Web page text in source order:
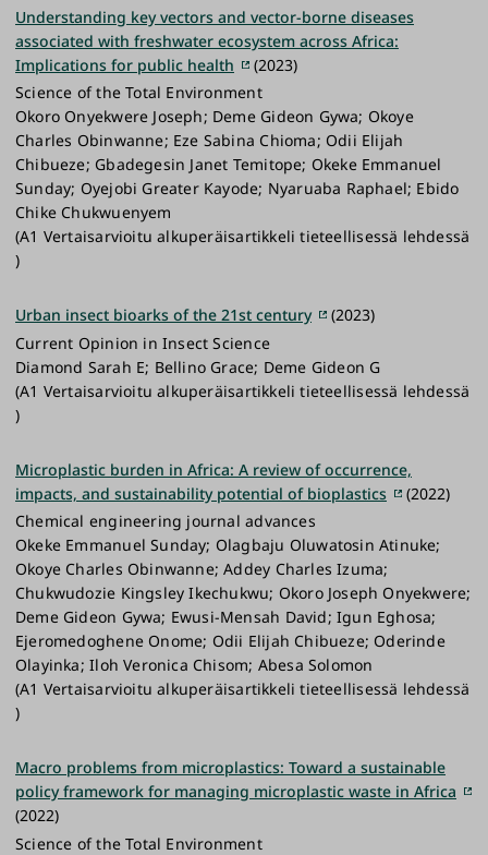
Understanding key vectors and vector-borne diseases
associated with freshwater ecosystem across Africa:
Implications for public health
(2023)
Science of the Total Environment
Okoro Onyekwere Joseph; Deme Gideon Gywa; Okoye
Charles Obinwanne; Eze Sabina Chioma; Odii Elijah
Chibueze; Gbadegesin Janet Temitope; Okeke Emmanuel
Sunday; Oyejobi Greater Kayode; Nyaruaba Raphael; Ebido
Chike Chukwuenyem
(A1 Vertaisarvioitu alkuperäisartikkeli tieteellisessä lehdessä
)
Urban insect bioarks of the 21st century
(2023)
Current Opinion in Insect Science
Diamond Sarah E; Bellino Grace; Deme Gideon G
(A1 Vertaisarvioitu alkuperäisartikkeli tieteellisessä lehdessä
)
Microplastic burden in Africa: A review of occurrence,
impacts, and sustainability potential of bioplastics
(2022)
Chemical engineering journal advances
Okeke Emmanuel Sunday; Olagbaju Oluwatosin Atinuke;
Okoye Charles Obinwanne; Addey Charles Izuma;
Chukwudozie Kingsley Ikechukwu; Okoro Joseph Onyekwere;
Deme Gideon Gywa; Ewusi-Mensah David; Igun Eghosa;
Ejeromedoghene Onome; Odii Elijah Chibueze; Oderinde
Olayinka; Iloh Veronica Chisom; Abesa Solomon
(A1 Vertaisarvioitu alkuperäisartikkeli tieteellisessä lehdessä
)
Macro problems from microplastics: Toward a sustainable
policy framework for managing microplastic waste in Africa
(2022)
Science of the Total Environment